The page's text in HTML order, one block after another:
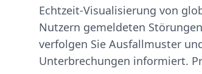
Echtzeit-Visualisierung von
Nutzern gemeldeten
verfolgen Sie Ausfallmuster
Unterbrechungen informiert.